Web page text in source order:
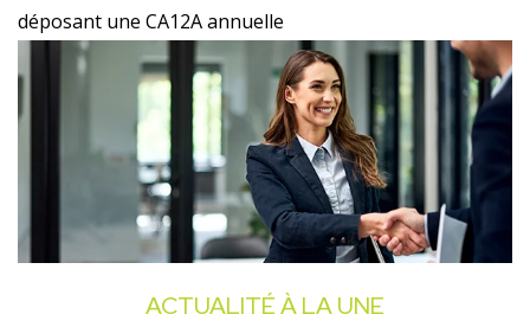
déposant une CA12A annuelle
ACTUALITÉ À LA UNE